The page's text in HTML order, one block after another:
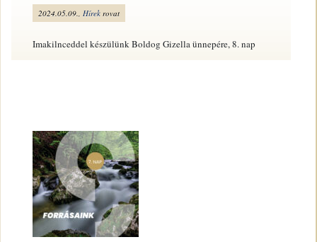
2024.05.09., Hírek rovat
Imakilnceddel készülünk Boldog Gizella ünnepére, 8. nap